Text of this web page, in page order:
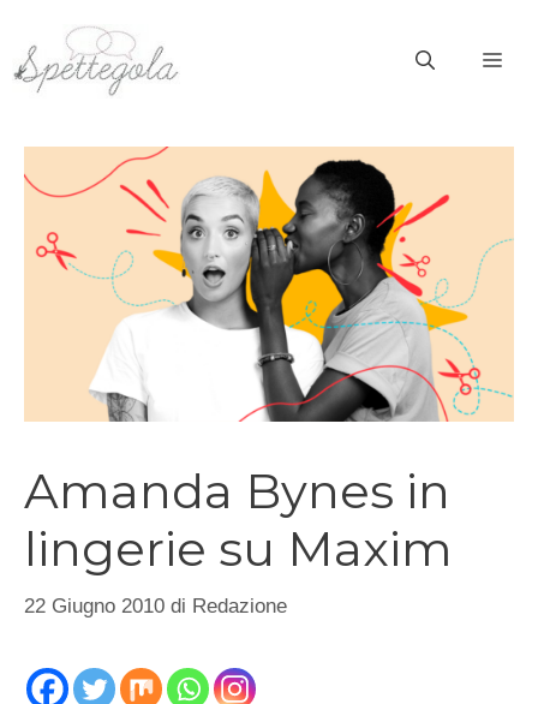
contenuto
Amanda Bynes in
lingerie su Maxim
22 Giugno 2010 di Redazione